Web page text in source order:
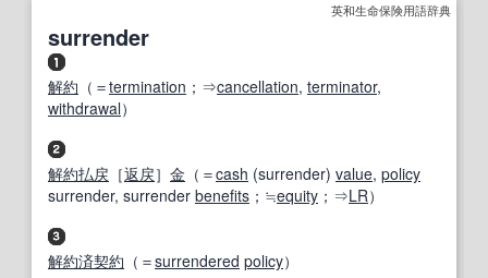
英和生命保険用語辞典
surrender
解約 （＝termination ；⇒cancellation, terminator,
withdrawal）
解約払戻 ［返戻］ 金 （＝cash (surrender) value, policy
surrender, surrender benefits ；≒equity ；⇒LR）
解約済契約 （＝surrendered policy）